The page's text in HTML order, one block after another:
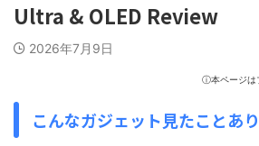
Ultra & OLED Review
2026年7月9日
ⓘ本ページは
こんなガジェット見たことあ